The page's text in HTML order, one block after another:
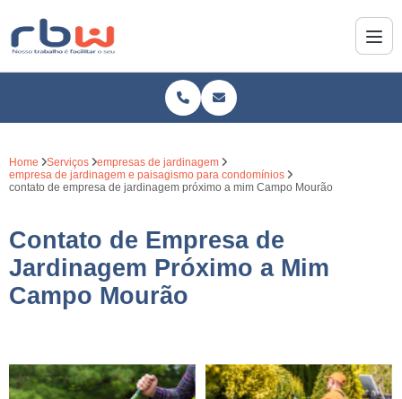
Home Serviços
empresas de jardinagem
empresa de jardinagem e paisagismo para condomínios
contato de empresa de jardinagem próximo a mim Campo Mourão
Contato de Empresa de
Jardinagem Próximo a Mim
Campo Mourão